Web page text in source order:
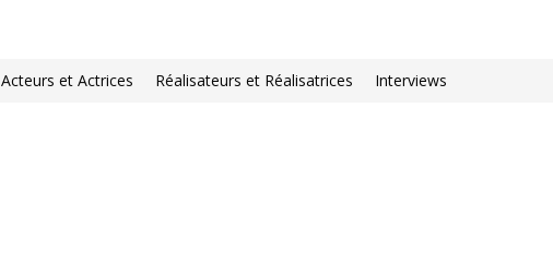
Acteurs et Actrices Réalisateurs et Réalisatrices Interviews